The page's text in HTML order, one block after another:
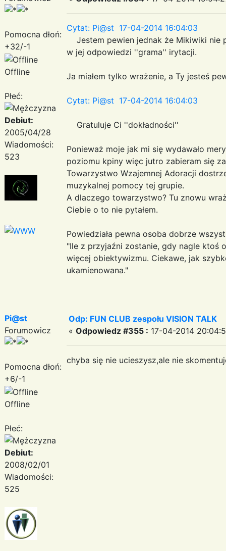
Pomocna dłoń:
+32/-1
Offline
Płeć:
Debiut:
2005/04/28
Wiadomości:
523
Cytat: Pi@st 17-04-2014 16:04:03
Jestem pewien jednak że Mikiwiki nie
w jej odpowiedzi ''grama'' irytacji.
Ja miałem tylko wrażenie, a Ty jesteś
Cytat: Pi@st 17-04-2014 16:04:03
Gratuluje Ci ''dokładności''
Ponieważ moje jak mi się wydawało
poziomu kpiny więc jutro zabieram się
Towarzystwo Wzajemnej Adoracji
muzykalnej pomocy tej grupie.
A dlaczego towarzystwo? Tu znowu
Ciebie o to nie pytałem.
Powiedziała pewna osoba dobrze
"Ile z przyjaźni zostanie, gdy nagle ktoś
więcej obiektywizmu. Ciekawe, jak
ukamienowana."
Pi@st
Forumowicz
Pomocna dłoń:
+6/-1
Offline
Płeć:
Debiut:
2008/02/01
Wiadomości:
525
Odp: FUN CLUB zespołu VISION TALK
« Odpowiedz #355 : 17-04-2014
chyba się nie ucieszysz,ale nie